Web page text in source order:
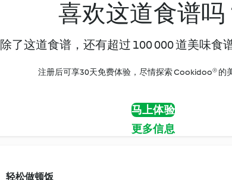
喜欢这道食谱吗
除了这道食谱，还有超过 100 000 道美味食
注册后可享30天免费体验，尽情探索 Cookidoo® 的
马上体验
更多信息
轻松做顿饭